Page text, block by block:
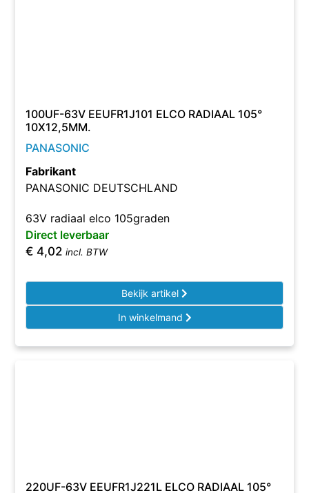
100UF-63V EEUFR1J101 ELCO RADIAAL 105°
10X12,5MM.
PANASONIC
Fabrikant
PANASONIC DEUTSCHLAND
63V radiaal elco 105graden
Direct leverbaar
€ 4,02 incl. BTW
Bekijk artikel
In winkelmand
220UF-63V EEUFR1J221L ELCO RADIAAL 105°